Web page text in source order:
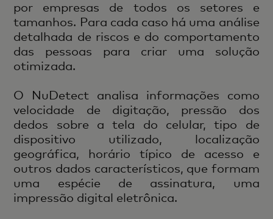
por empresas de todos os setores e
tamanhos. Para cada caso há uma análise
detalhada de riscos e do comportamento
das pessoas para criar uma solução
otimizada.
O NuDetect analisa informações como
velocidade de digitação, pressão dos
dedos sobre a tela do celular, tipo de
dispositivo utilizado, localização
geográfica, horário típico de acesso e
outros dados característicos, que formam
uma espécie de assinatura, uma
impressão digital eletrônica.